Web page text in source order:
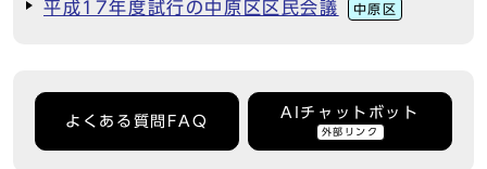
平成17年度試行の中原区区民会議 中原区
よくある質問FAQ
AIチャットボット
外部リンク